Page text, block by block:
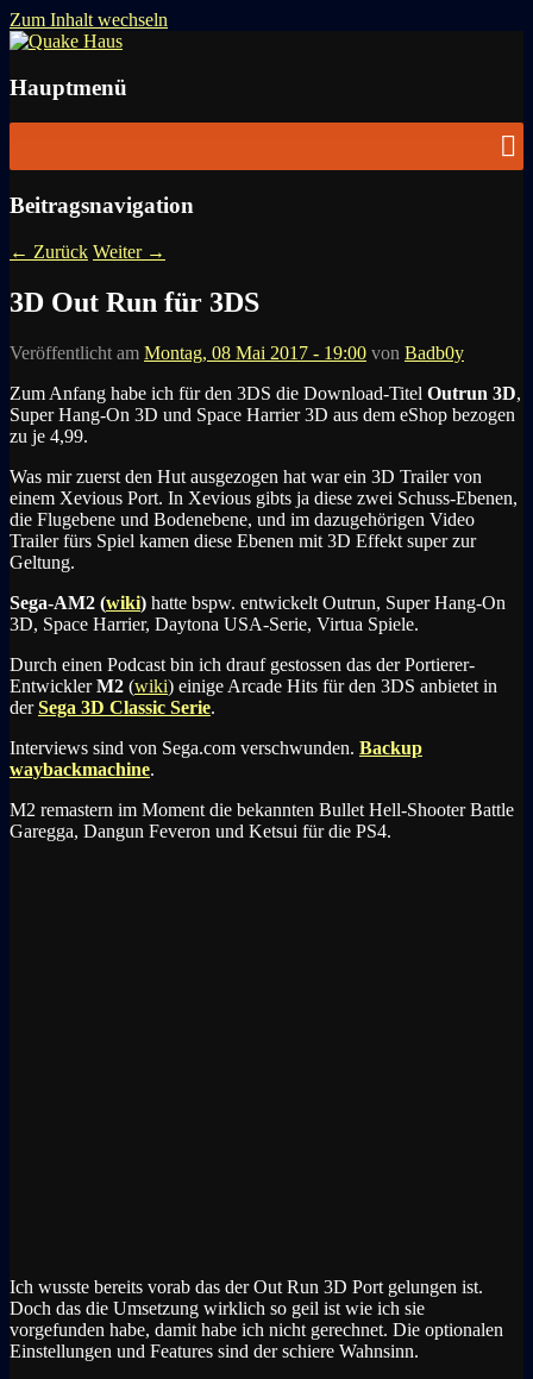
Zum Inhalt wechseln
Quake Haus
Hauptmenü
Beitragsnavigation
← Zurück Weiter →
3D Out Run für 3DS
Veröffentlicht am Montag, 08 Mai 2017 - 19:00 von Badb0y
Zum Anfang habe ich für den 3DS die Download-Titel Outrun 3D,
Super Hang-On 3D und Space Harrier 3D aus dem eShop bezogen
zu je 4,99.
Was mir zuerst den Hut ausgezogen hat war ein 3D Trailer von
einem Xevious Port. In Xevious gibts ja diese zwei Schuss-Ebenen,
die Flugebene und Bodenebene, und im dazugehörigen Video
Trailer fürs Spiel kamen diese Ebenen mit 3D Effekt super zur
Geltung.
Sega-AM2 (wiki) hatte bspw. entwickelt Outrun, Super Hang-On
3D, Space Harrier, Daytona USA-Serie, Virtua Spiele.
Durch einen Podcast bin ich drauf gestossen das der Portierer-
EntwicklerM2 (wiki) einige Arcade Hits für den 3DS anbietet in
derSega 3D Classic Serie.
Interviews sind von Sega.com verschwunden. Backup
waybackmachine.
M2 remastern im Moment die bekannten Bullet Hell-Shooter Battle
Garegga, Dangun Feveron und Ketsui für die PS4.
Ich wusste bereits vorab das der Out Run 3D Port gelungen ist.
Doch das die Umsetzung wirklich so geil ist wie ich sie
vorgefunden habe, damit habe ich nicht gerechnet. Die optionalen
Einstellungen und Features sind der schiere Wahnsinn.